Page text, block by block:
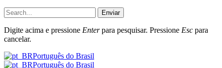
Enviar
Digite acima e pressione Enterpara pesquisar. Pressione Esc para
cancelar.
Português do Brasil
Português do Brasil